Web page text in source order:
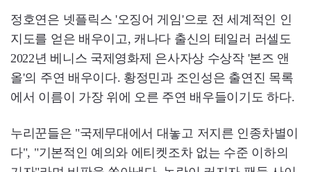
정호연은 넷플릭스 '오징어 게임'으로 전 세계적인 인
지도를 얻은 배우이고, 캐나다 출신의 테일러 러셀도
2022년 베니스 국제영화제 은사자상 수상작 '본즈 앤
올'의 주연 배우이다. 황정민과 조인성은 출연진 목록
에서 이름이 가장 위에 오른 주연 배우들이기도 하다.
누리꾼들은 "국제무대에서 대놓고 저지른 인종차별이
다", "기본적인 예의와 에티켓조차 없는 수준 이하의